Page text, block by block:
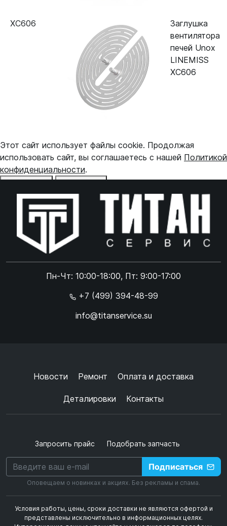
XC606
Заглушка
вентилятора
печей Unox
LINEMISS
XC606
Пн-Чт: 10:00-18:00, Пт: 9:00-17:00
+7 (499) 394-48-99
info@titanservice.su
Новости Ремонт Оплата и доставка
Деталировки Контакты
Запросить прайс Подобрать запчасть
Подписаться
Оповещаем о новинках и акциях. Без рекламы и спама.
Условия работы, цены, сроки доставки не являются офертой и
представлены исключительно в информационных целях.
Этот сайт использует файлы cookie. Продолжая
использовать сайт, вы соглашаетесь с нашей Политикой
конфиденциальности.
Online чат
Online чат